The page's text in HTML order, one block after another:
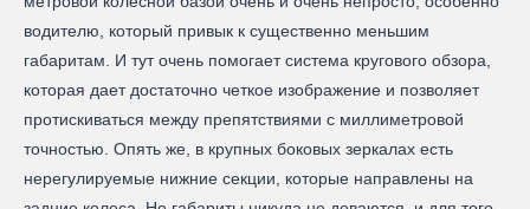
водителю, который привык к существенно меньшим
габаритам. И тут очень помогает система кругового обзора,
которая дает достаточно четкое изображение и позволяет
протискиваться между препятствиями с миллиметровой
точностью. Опять же, в крупных боковых зеркалах есть
нерегулируемые нижние секции, которые направлены на